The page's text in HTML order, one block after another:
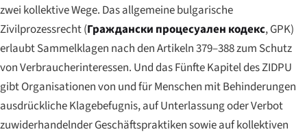
zwei kollektive Wege. Das allgemeine bulgarische
Zivilprozessrecht (Граждански процесуален кодекс, GPK)
erlaubt Sammelklagen nach den Artikeln 379–388 zum Schutz
von Verbraucherinteressen. Und das Fünfte Kapitel des ZIDPU
gibt Organisationen von und für Menschen mit Behinderungen
ausdrückliche Klagebefugnis, auf Unterlassung oder Verbot
zuwiderhandelnder Geschäftspraktiken sowie auf kollektiven